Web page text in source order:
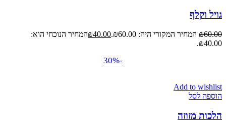
גויל וקלף
₪60.00 המחיר המקורי היה: ₪60.00. ₪40.00
המחיר הנוכחי הוא:
₪40.00.
-30%
Add to wishlist
הוספה לסל
הלכות מזוזה